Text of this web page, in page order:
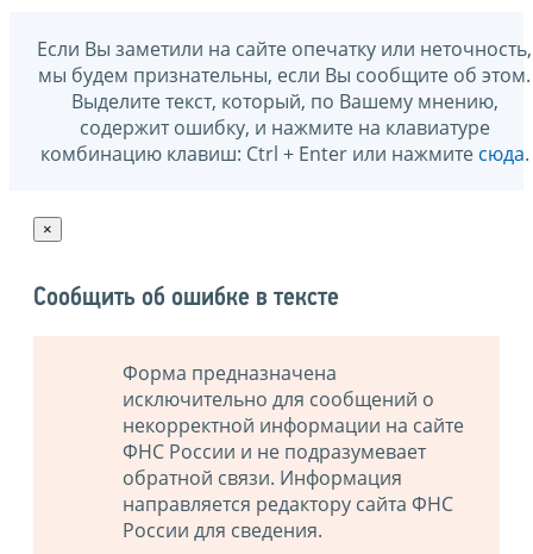
Если Вы заметили на сайте опечатку или неточность,
мы будем признательны, если Вы сообщите об этом.
Выделите текст, который, по Вашему мнению,
содержит ошибку, и нажмите на клавиатуре
комбинацию клавиш: Ctrl + Enter или нажмите сюда.
×
Сообщить об ошибке в тексте
Форма предназначена
исключительно для сообщений о
некорректной информации на сайте
ФНС России и не подразумевает
обратной связи. Информация
направляется редактору сайта ФНС
России для сведения.